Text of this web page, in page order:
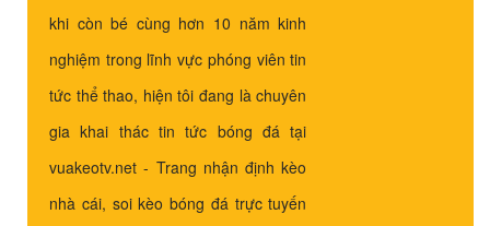
khi còn bé cùng hơn 10 năm kinh
nghiệm trong lĩnh vực phóng viên tin
tức thể thao, hiện tôi đang là chuyên
gia khai thác tin tức bóng đá tại
vuakeotv.net - Trang nhận định kèo
nhà cái, soi kèo bóng đá trực tuyến